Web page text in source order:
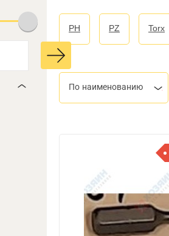
PH PZ Torx
По наименованию